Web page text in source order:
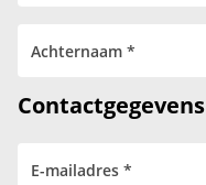
Contactgegevens